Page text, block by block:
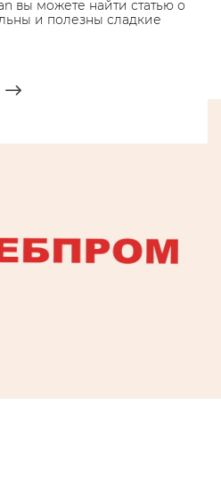
вы можете найти статью о
и полезны сладкие